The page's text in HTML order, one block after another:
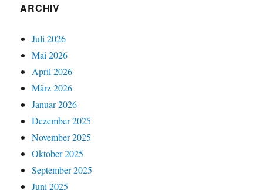
ARCHIV
Juli 2026
Mai 2026
April 2026
März 2026
Januar 2026
Dezember 2025
November 2025
Oktober 2025
September 2025
Juni 2025